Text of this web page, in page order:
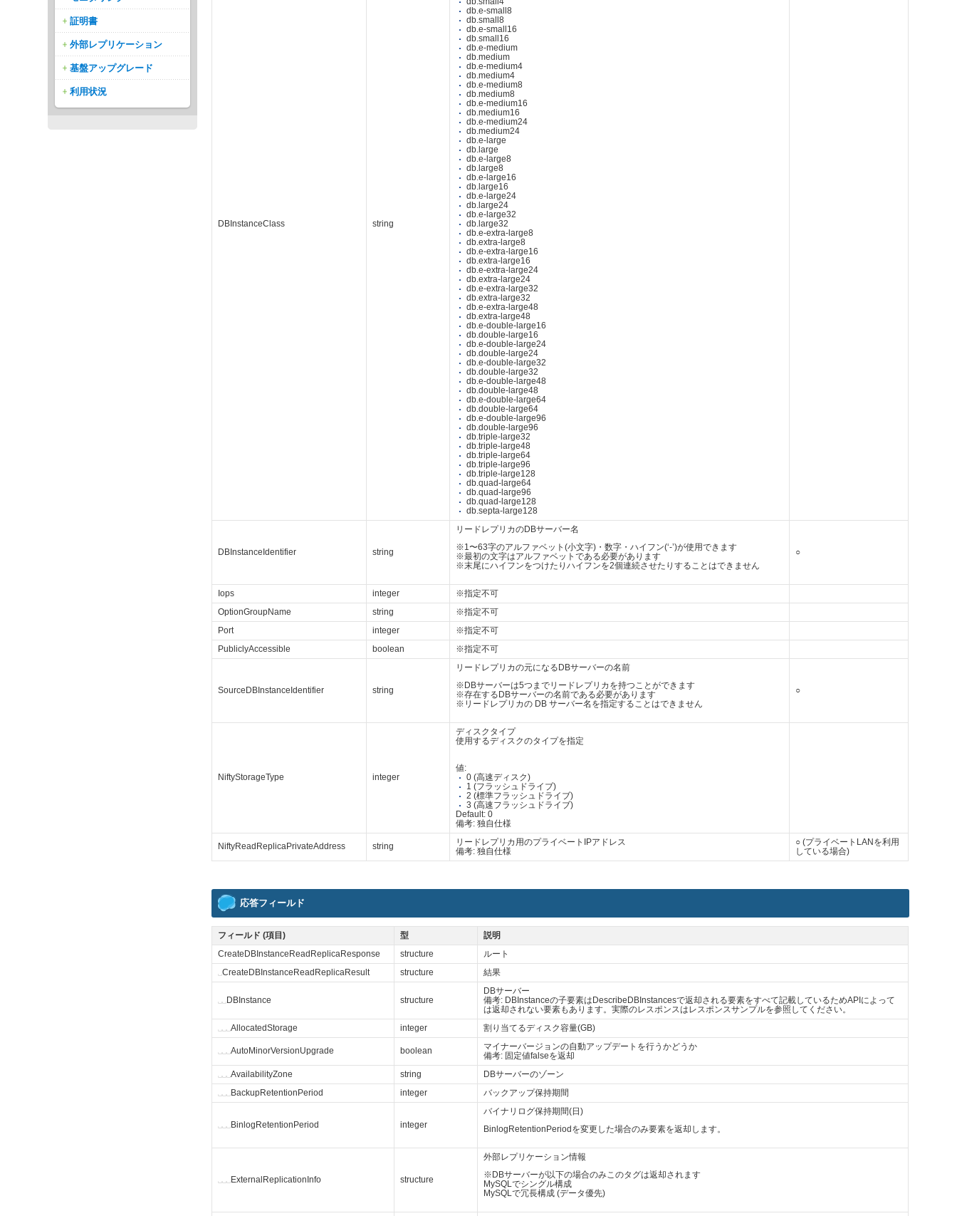
DBInstanceClass string
db.e-small8
db.small8
db.e-small16
db.small16
db.e-medium
db.medium
db.e-medium4
db.medium4
db.e-medium8
db.medium8
db.e-medium16
db.medium16
db.e-medium24
db.medium24
db.e-large
db.large
db.e-large8
db.large8
db.e-large16
db.large16
db.e-large24
db.large24
db.e-large32
db.large32
db.e-extra-large8
db.extra-large8
db.e-extra-large16
db.extra-large16
db.e-extra-large24
db.extra-large24
db.e-extra-large32
db.extra-large32
db.e-extra-large48
db.extra-large48
db.e-double-large16
db.double-large16
db.e-double-large24
db.double-large24
db.e-double-large32
db.double-large32
db.e-double-large48
db.double-large48
db.e-double-large64
db.double-large64
db.e-double-large96
db.double-large96
db.triple-large32
db.triple-large48
db.triple-large64
db.triple-large96
db.triple-large128
db.quad-large64
db.quad-large96
db.quad-large128
db.septa-large128
DBInstanceIdentifier string
リードレプリカのDBサーバー名
※1〜63字のアルファベット(小文字)・数字・ハイフン(‘-’)が使用できます
※最初の文字はアルファベットである必要があります
※末尾にハイフンをつけたりハイフンを2個連続させたりすることはできません
○
Iops integer ※指定不可
OptionGroupName string ※指定不可
Port integer ※指定不可
PubliclyAccessible boolean ※指定不可
SourceDBInstanceIdentifier string
リードレプリカの元になるDBサーバーの名前
※DBサーバーは5つまでリードレプリカを持つことができます
※存在するDBサーバーの名前である必要があります
※リードレプリカの DB サーバー名を指定することはできません
○
NiftyStorageType integer
ディスクタイプ
使用するディスクのタイプを指定
値:
0 (高速ディスク)
1 (フラッシュドライブ)
2 (標準フラッシュドライブ)
3 (高速フラッシュドライブ)
Default: 0
備考: 独自仕様
NiftyReadReplicaPrivateAddress string
リードレプリカ用のプライベートIPアドレス
備考: 独自仕様
○ (プライベートLANを利用
している場合)
応答フィールド
フィールド (項目) 型 説明
CreateDBInstanceReadReplicaResponse structure ルート
␣CreateDBInstanceReadReplicaResult structure 結果
␣␣ DBInstance structure
DBサーバー
備考: DBInstanceの子要素はDescribeDBInstancesで返却される要素をすべて記載しているためAPIによって
は返却されない要素もあります。実際のレスポンスはレスポンスサンプルを参照してください。
␣␣␣AllocatedStorage integer 割り当てるディスク容量(GB)
␣␣␣AutoMinorVersionUpgrade boolean
マイナーバージョンの自動アップデートを行うかどうか
備考: 固定値falseを返却
␣␣␣AvailabilityZone string DBサーバーのゾーン
␣␣␣BackupRetentionPeriod integer バックアップ保持期間
␣␣␣BinlogRetentionPeriod integer
バイナリログ保持期間(日)
BinlogRetentionPeriodを変更した場合のみ要素を返却します。
␣␣␣ExternalReplicationInfo structure
外部レプリケーション情報
※DBサーバーが以下の場合のみこのタグは返却されます
MySQLでシングル構成
MySQLで冗長構成 (データ優先)
証明書
外部レプリケーション
基盤アップグレード
利用状況